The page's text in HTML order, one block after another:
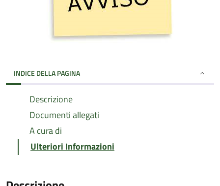
INDICE DELLA PAGINA
Descrizione
Documenti allegati
A cura di
Ulteriori Informazioni